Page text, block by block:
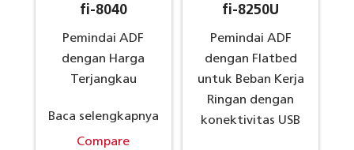
fi-8040
Pemindai ADF
dengan Harga
Terjangkau
Baca selengkapnya
Compare
fi-8250U
Pemindai ADF
dengan Flatbed
untuk Beban Kerja
Ringan dengan
konektivitas USB